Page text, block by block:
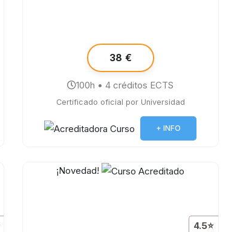
38 €
100h • 4 créditos ECTS
Certificado oficial por Universidad
+ INFO
¡Novedad!
4.5⭐